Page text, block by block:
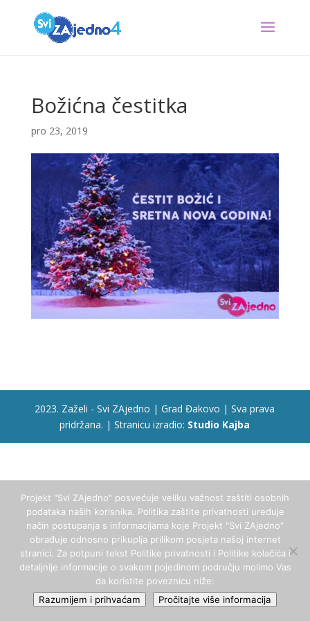
Božićna čestitka
pro 23, 2019
2023. Zaželi - Svi ZAjedno | Grad Đakovo | Sva prava
pridržana. | Stranicu izradio: Studio Kajba
Projekt "Svi ZAjedno" posvećuje veliku važnost zaštiti osobnih
podataka naših korisnika. Politika zaštite privatnosti uređuje
način postupanja s informacijama koje Projekt "Svi ZAjedno"
obrađuje odnosno prikuplja prilikom posjeta našoj internet
stranici. Za potpuni tekst Politike privatnosti i Politike kolačića i
detaljnije informacije o svakom pojedinom području molimo Vas
da koristite poveznicu niže:
Razumijem i prihvaćam
Pročitajte više informacija